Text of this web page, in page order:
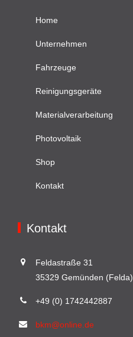
Home
Unternehmen
Fahrzeuge
Reinigungsgeräte
Materialverarbeitung
Photovoltaik
Shop
Kontakt
Kontakt
Feldastraße 31
35329 Gemünden (Felda)
+49 (0) 1742442887
bkm@online.de